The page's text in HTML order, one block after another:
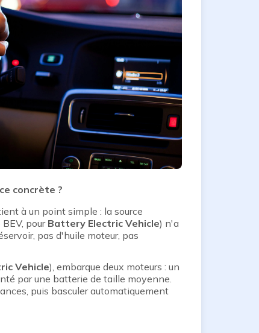
concrète ?
à un point simple : la source
pour Battery Electric Vehicle) n'a
pas d'huile moteur, pas
Vehicle), embarque deux moteurs : un
par une batterie de taille moyenne.
puis basculer automatiquement